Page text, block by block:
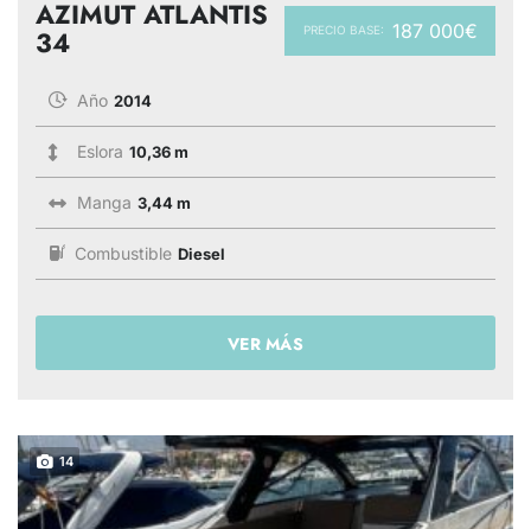
PRECIO BASE: 187 000€
AZIMUT ATLANTIS
34
Año 2014
Eslora 10,36 m
Manga 3,44 m
Combustible Diesel
VER MÁS
14